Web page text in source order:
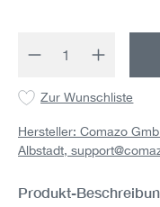
Produkt
Zur Wunschliste
Hersteller: Comazo
Albstadt,
Produkt-